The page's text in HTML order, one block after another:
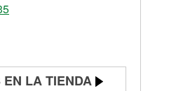
EN LA TIENDA